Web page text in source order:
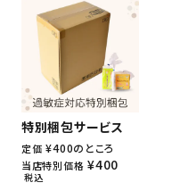
特別梱包サービス
定価 ¥400のところ
当店特別価格 ¥400
税込